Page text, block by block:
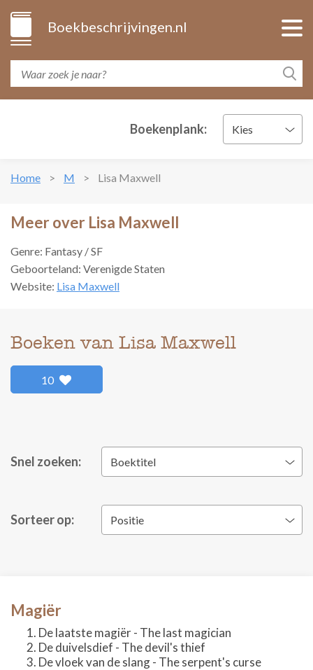
Boekbeschrijvingen.nl
Boekenplank: Kies
Home M Lisa Maxwell
Meer over Lisa Maxwell
Genre: Fantasy / SF
Geboorteland: Verenigde Staten
Website: Lisa Maxwell
Boeken van Lisa Maxwell
10
Snel zoeken: Boektitel
Sorteer op: Positie
Magiër
De laatste magiër - The last magician
De duivelsdief - The devil's thief
De vloek van de slang - The serpent's curse